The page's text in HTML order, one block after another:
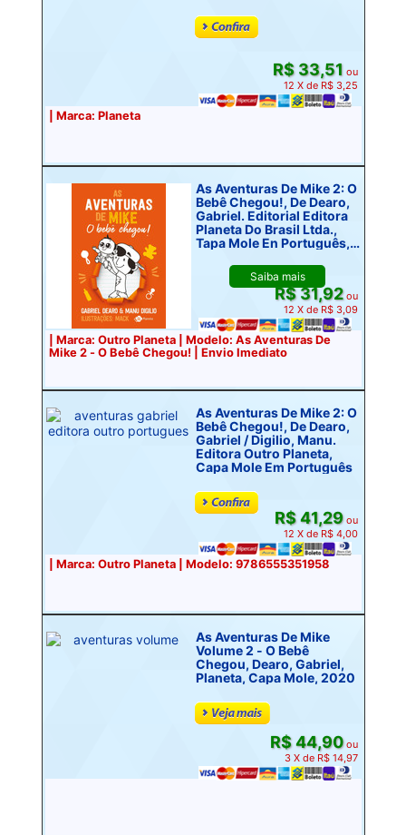
| Marca: Planeta
R$ 33,51 ou
12 X de R$ 3,25
As Aventuras De Mike 2: O
Bebê Chegou!, De Dearo,
Gabriel. Editorial Editora
Planeta Do Brasil Ltda.,
Tapa Mole En Português,
Saiba mais
| Marca: Outro Planeta | Modelo: As Aventuras De
Mike 2 - O Bebê Chegou! | Envio Imediato
R$ 31,92ou
12 X de R$ 3,09
As Aventuras De Mike 2: O
Bebê Chegou!, De Dearo,
Gabriel / Digilio, Manu.
Editora Outro Planeta,
Capa Mole Em Português
| Marca: Outro Planeta | Modelo: 9786555351958
R$ 41,29ou
12 X de R$ 4,00
As Aventuras De Mike
Volume 2 - O Bebê
Chegou, Dearo, Gabriel,
Planeta, Capa Mole, 2020
R$ 44,90ou
3 X de R$ 14,97